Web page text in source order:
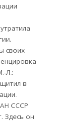
своих
Л.:
в
АН СССР
Здесь он